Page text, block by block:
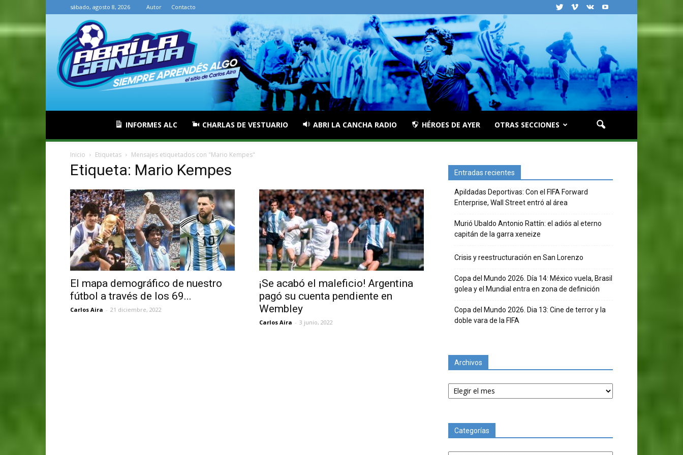
sábado, agosto 8, 2026 Autor Contacto
INFORMES ALC CHARLAS DE VESTUARIO ABRI LA CANCHA RADIO HÉROES DE AYER OTRAS SECCIONES
Inicio Etiquetas Mensajes etiquetados con "Mario Kempes"
Etiqueta: Mario Kempes
El mapa demográfico de nuestro
fútbol a través de los 69...
Carlos Aira - 21 diciembre, 2022
¡Se acabó el maleficio! Argentina
pagó su cuenta pendiente en
Wembley
Carlos Aira - 3 junio, 2022
Entradas recientes
Apildadas Deportivas: Con el FIFA Forward
Enterprise, Wall Street entró al área
Murió Ubaldo Antonio Rattín: el adiós al eterno
capitán de la garra xeneize
Crisis y reestructuración en San Lorenzo
Copa del Mundo 2026. Día 14: México vuela, Brasil
golea y el Mundial entra en zona de definición
Copa del Mundo 2026. Dia 13: Cine de terror y la
doble vara de la FIFA
Archivos
Archivos
Categorías
Categorías